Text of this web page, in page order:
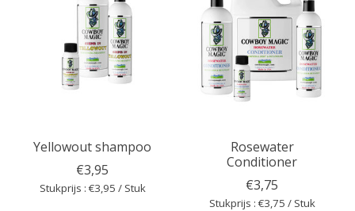
Yellowout shampoo
€3,95
Stukprijs : €3,95 / Stuk
Rosewater
Conditioner
€3,75
Stukprijs : €3,75 / Stuk